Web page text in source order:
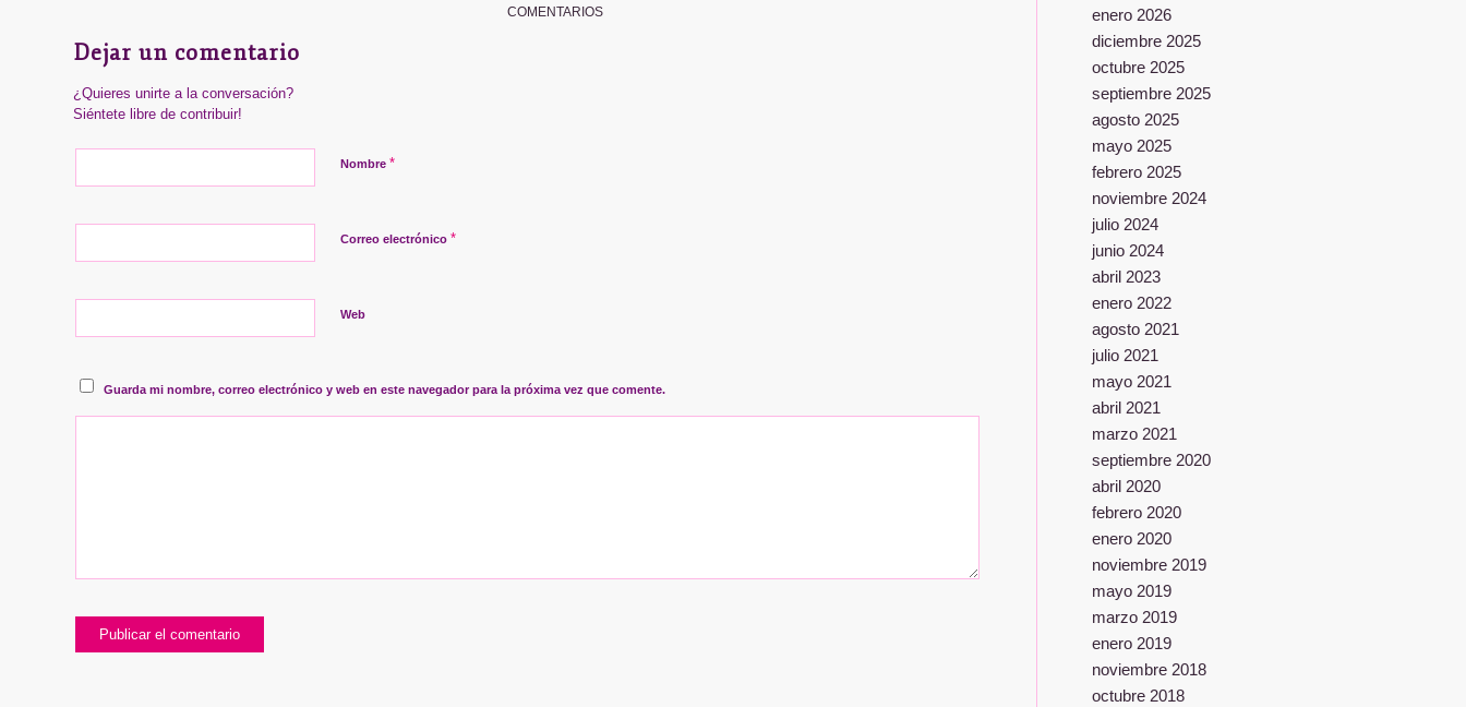
COMENTARIOS
Dejar un comentario
¿Quieres unirte a la conversación?
Siéntete libre de contribuir!
Nombre *
Correo electrónico *
Web
Guarda mi nombre, correo electrónico y web en este navegador para la próxima vez que comente.
enero 2026
diciembre 2025
octubre 2025
septiembre 2025
agosto 2025
mayo 2025
febrero 2025
noviembre 2024
julio 2024
junio 2024
abril 2023
enero 2022
agosto 2021
julio 2021
mayo 2021
abril 2021
marzo 2021
septiembre 2020
abril 2020
febrero 2020
enero 2020
noviembre 2019
mayo 2019
marzo 2019
enero 2019
noviembre 2018
octubre 2018